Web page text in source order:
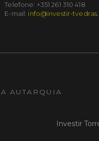
Telefone: +351 261 310 418
E-mail: info@investir-
AUTARQUIA
Investir